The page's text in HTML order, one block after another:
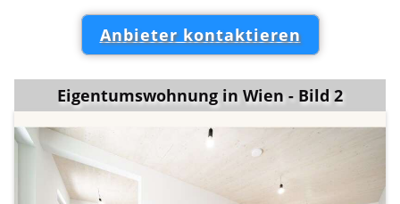
Anbieter kontaktieren
Eigentumswohnung in Wien - Bild 2